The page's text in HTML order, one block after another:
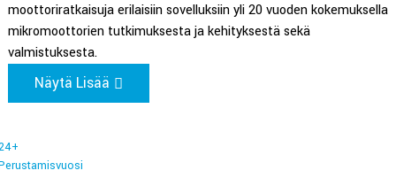
moottoriratkaisuja erilaisiin sovelluksiin yli 20 vuoden kokemuksella
mikromoottorien tutkimuksesta ja kehityksestä sekä
valmistuksesta.
Näytä Lisää
+